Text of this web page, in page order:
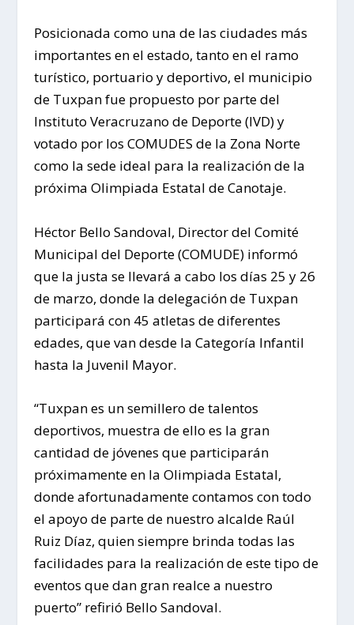
Posicionada como una de las ciudades más
importantes en el estado, tanto en el ramo
turístico, portuario y deportivo, el municipio
de Tuxpan fue propuesto por parte del
Instituto Veracruzano de Deporte (IVD) y
votado por los COMUDES de la Zona Norte
como la sede ideal para la realización de la
próxima Olimpiada Estatal de Canotaje.
Héctor Bello Sandoval, Director del Comité
Municipal del Deporte (COMUDE) informó
que la justa se llevará a cabo los días 25 y 26
de marzo, donde la delegación de Tuxpan
participará con 45 atletas de diferentes
edades, que van desde la Categoría Infantil
hasta la Juvenil Mayor.
“Tuxpan es un semillero de talentos
deportivos, muestra de ello es la gran
cantidad de jóvenes que participarán
próximamente en la Olimpiada Estatal,
donde afortunadamente contamos con todo
el apoyo de parte de nuestro alcalde Raúl
Ruiz Díaz, quien siempre brinda todas las
facilidades para la realización de este tipo de
eventos que dan gran realce a nuestro
puerto” refirió Bello Sandoval.